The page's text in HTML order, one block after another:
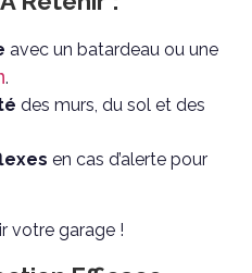
avec un batardeau ou une
.
des murs, du sol et des
en cas d’alerte pour
votre garage !